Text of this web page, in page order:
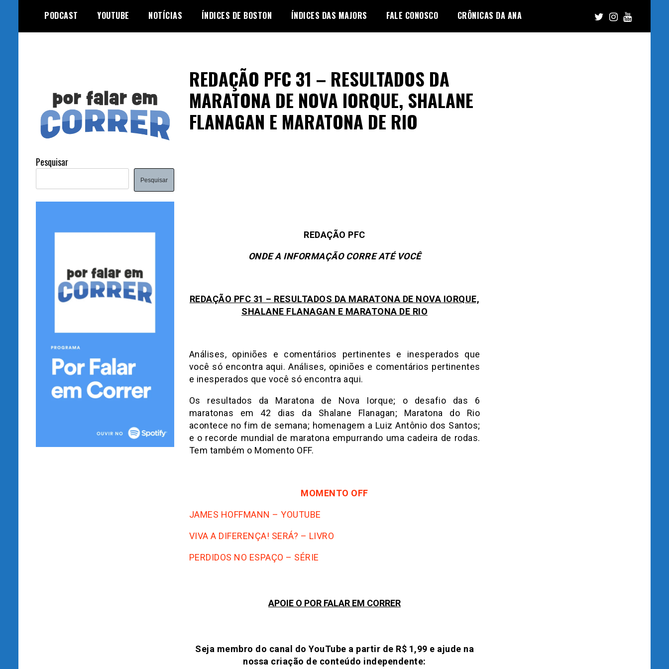
content
PODCAST YOUTUBE NOTÍCIAS ÍNDICES DE BOSTON ÍNDICES DAS MAJORS FALE CONOSCO CRÔNICAS DA ANA
REDAÇÃO PFC 31 – RESULTADOS DA
MARATONA DE NOVA IORQUE, SHALANE
FLANAGAN E MARATONA DE RIO
REDAÇÃO PFC
ONDE A INFORMAÇÃO CORRE ATÉ VOCÊ
REDAÇÃO PFC 31 – RESULTADOS DA MARATONA DE NOVA IORQUE,
SHALANE FLANAGAN E MARATONA DE RIO
Análises, opiniões e comentários pertinentes e inesperados que
você só encontra aqui. Análises, opiniões e comentários pertinentes
e inesperados que você só encontra aqui.
Os resultados da Maratona de Nova Iorque; o desafio das 6
maratonas em 42 dias da Shalane Flanagan; Maratona do Rio
acontece no fim de semana; homenagem a Luiz Antônio dos Santos;
e o recorde mundial de maratona empurrando uma cadeira de rodas.
Tem também o Momento OFF.
MOMENTO OFF
JAMES HOFFMANN – YOUTUBE
VIVA A DIFERENÇA! SERÁ? – LIVRO
PERDIDOS NO ESPAÇO – SÉRIE
APOIE O POR FALAR EM CORRER
Seja membro do canal do YouTube a partir de R$ 1,99 e ajude na
nossa criação de conteúdo independente:
Pesquisar
Pesquisar